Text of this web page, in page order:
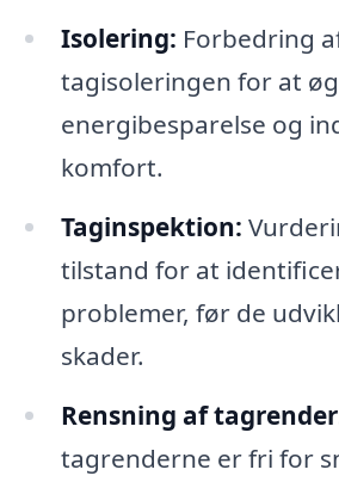
Isolering: Forbedring
tagisoleringen for at
energibesparelse og
komfort.
Taginspektion:
tilstand for at
problemer, før de
skader.
Rensning af
tagrenderne er fri for